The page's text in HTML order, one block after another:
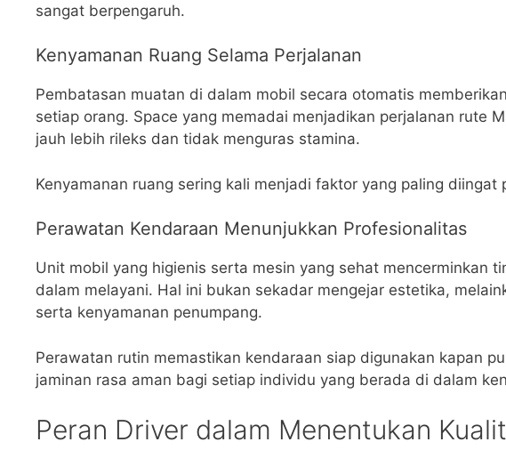
sangat berpengaruh.
Kenyamanan Ruang Selama Perjalanan
Pembatasan muatan di dalam mobil secara otomatis
setiap orang. Space yang memadai menjadikan perjalanan rute
jauh lebih rileks dan tidak menguras stamina.
Kenyamanan ruang sering kali menjadi faktor yang paling diingat
Perawatan Kendaraan Menunjukkan Profesionalitas
Unit mobil yang higienis serta mesin yang sehat mencerminkan
dalam melayani. Hal ini bukan sekadar mengejar estetika,
serta kenyamanan penumpang.
Perawatan rutin memastikan kendaraan siap digunakan kapan
jaminan rasa aman bagi setiap individu yang berada di dalam
Peran Driver dalam Menentukan